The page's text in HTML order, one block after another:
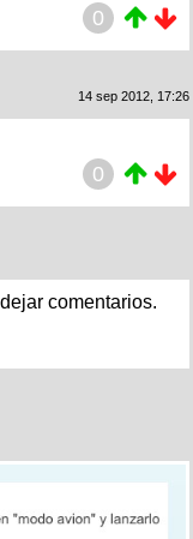
0
14 sep 2012, 17:26
0
comentarios.